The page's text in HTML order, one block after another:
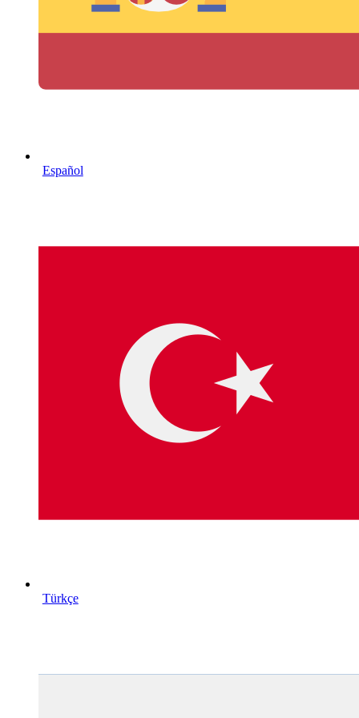
Español
Türkçe